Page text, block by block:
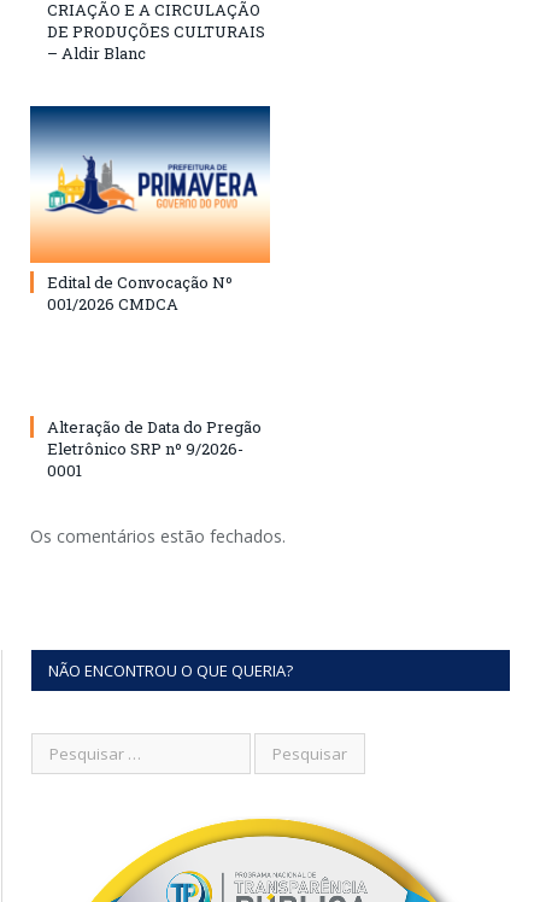
CRIAÇÃO E A CIRCULAÇÃO
DE PRODUÇÕES CULTURAIS
– Aldir Blanc
Edital de Convocação Nº
001/2026 CMDCA
Alteração de Data do Pregão
Eletrônico SRP nº 9/2026-
0001
Os comentários estão fechados.
NÃO ENCONTROU O QUE QUERIA?